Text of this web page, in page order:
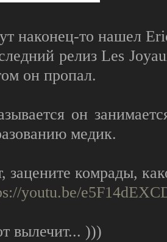
наконец-то нашел
релиз Les
он пропал.
он
медик.
зацените комрады,
youtu.be/
вылечит... )))